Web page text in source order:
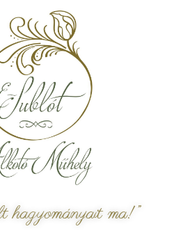
hagyományait ma!”